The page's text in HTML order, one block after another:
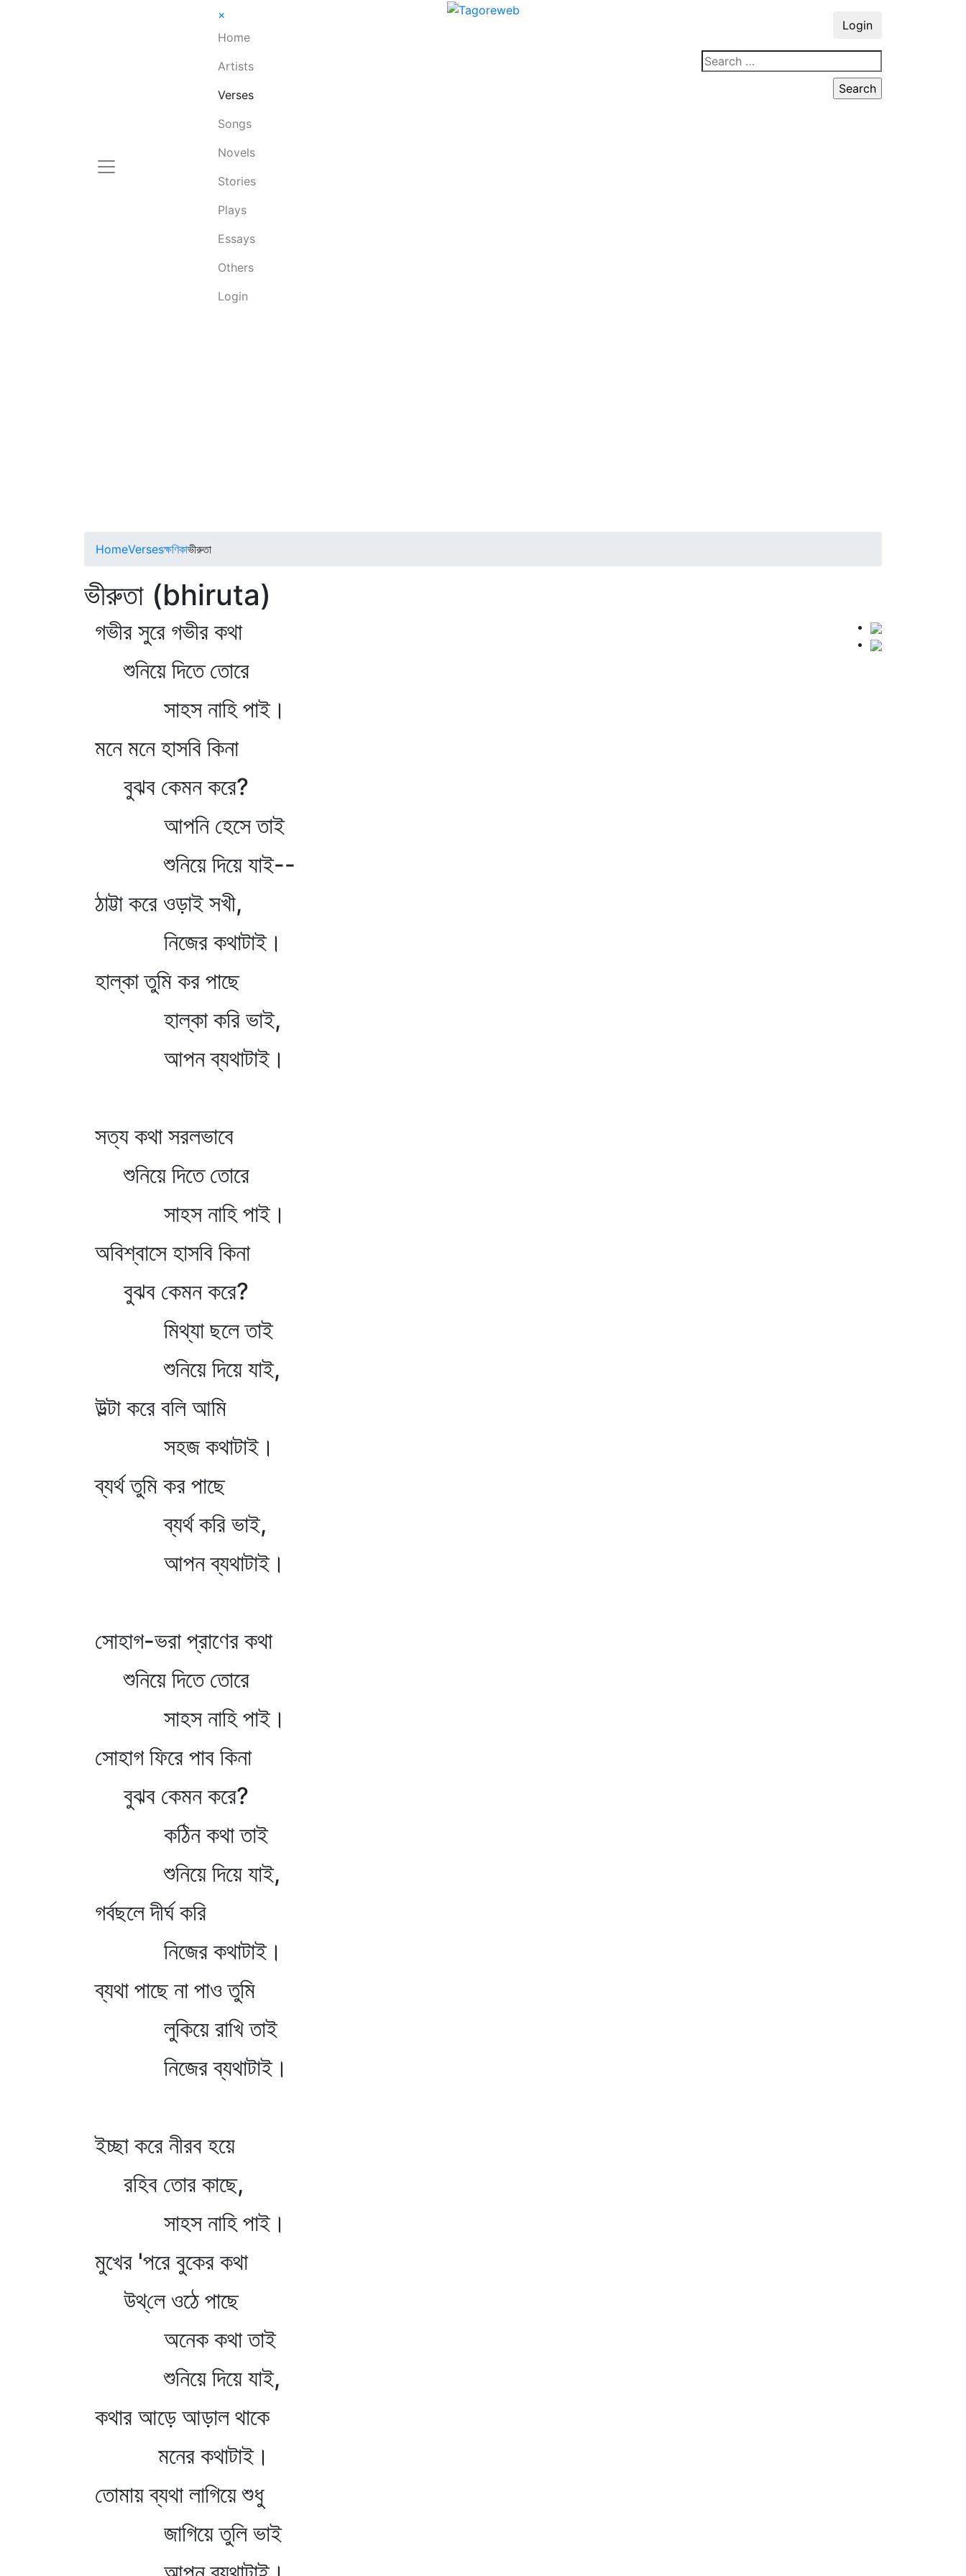
×
Home
Artists
Verses
Songs
Novels
Stories
Plays
Essays
Others
Login
Login
HomeVersesক্ষণিকাভীরুতা
ভীরুতা (bhiruta)
গভীর সুরে গভীর কথা
শুনিয়ে দিতে তোরে
সাহস নাহি পাই।
মনে মনে হাসবি কিনা
বুঝব কেমন করে?
আপনি হেসে তাই
শুনিয়ে দিয়ে যাই--
ঠাট্টা করে ওড়াই সখী,
নিজের কথাটাই।
হাল্কা তুমি কর পাছে
হাল্কা করি ভাই,
আপন ব্যথাটাই।
সত্য কথা সরলভাবে
শুনিয়ে দিতে তোরে
সাহস নাহি পাই।
অবিশ্বাসে হাসবি কিনা
বুঝব কেমন করে?
মিথ্যা ছলে তাই
শুনিয়ে দিয়ে যাই,
উল্টা করে বলি আমি
সহজ কথাটাই।
ব্যর্থ তুমি কর পাছে
ব্যর্থ করি ভাই,
আপন ব্যথাটাই।
সোহাগ-ভরা প্রাণের কথা
শুনিয়ে দিতে তোরে
সাহস নাহি পাই।
সোহাগ ফিরে পাব কিনা
বুঝব কেমন করে?
কঠিন কথা তাই
শুনিয়ে দিয়ে যাই,
গর্বছলে দীর্ঘ করি
নিজের কথাটাই।
ব্যথা পাছে না পাও তুমি
লুকিয়ে রাখি তাই
নিজের ব্যথাটাই।
ইচ্ছা করে নীরব হয়ে
রহিব তোর কাছে,
সাহস নাহি পাই।
মুখের 'পরে বুকের কথা
উথ্‌লে ওঠে পাছে
অনেক কথা তাই
শুনিয়ে দিয়ে যাই,
কথার আড়ে আড়াল থাকে
মনের কথাটাই।
তোমায় ব্যথা লাগিয়ে শুধু
জাগিয়ে তুলি ভাই